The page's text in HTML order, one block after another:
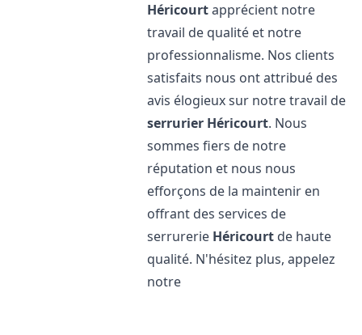
Héricourtapprécient notre
travail de qualité et notre
professionnalisme. Nos clients
satisfaits nous ont attribué des
avis élogieux sur notre travail de
serrurier Héricourt. Nous
sommes fiers de notre
réputation et nous nous
efforçons de la maintenir en
offrant des services de
serrurerie Héricourt de haute
qualité. N'hésitez plus, appelez
notre